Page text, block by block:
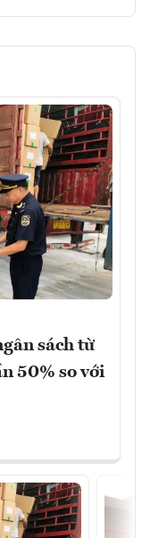
sách từ
50% so với